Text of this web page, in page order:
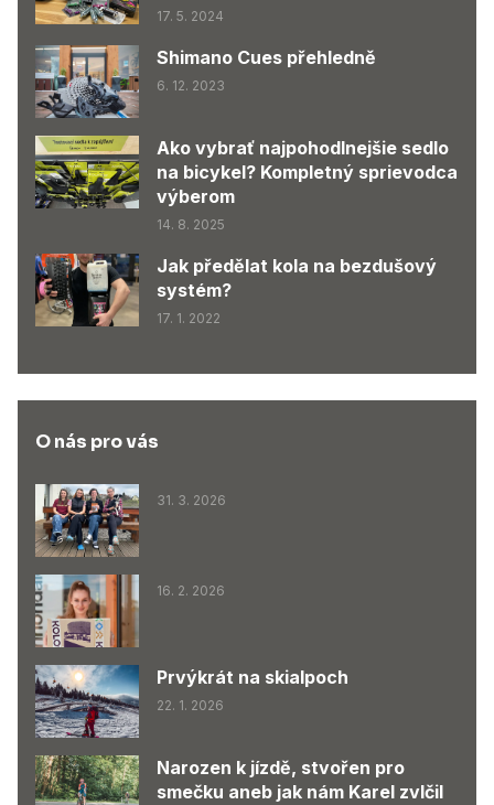
17. 5. 2024
Shimano Cues přehledně
6. 12. 2023
Ako vybrať najpohodlnejšie sedlo
na bicykel? Kompletný sprievodca
výberom
14. 8. 2025
Jak předělat kola na bezdušový
systém?
17. 1. 2022
O nás pro vás
31. 3. 2026
16. 2. 2026
Prvýkrát na skialpoch
22. 1. 2026
Narozen k jízdě, stvořen pro
smečku aneb jak nám Karel zvlčil